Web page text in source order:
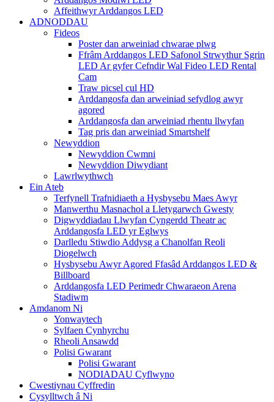
Affeithwyr Arddangos LED
ADNODDAU
Fideos
Poster dan arweiniad chwarae plwg
Ffrâm Arddangos LED Safonol Strwythur Sgrin
LED Ar gyfer Cefndir Wal Fideo LED Rental
Cam
Traw picsel cul HD
Arddangosfa dan arweiniad sefydlog awyr
agored
Arddangosfa dan arweiniad rhentu llwyfan
Tag pris dan arweiniad Smartshelf
Newyddion
Newyddion Cwmni
Newyddion Diwydiant
Lawrlwythwch
Ein Ateb
Terfynell Trafnidiaeth a Hysbysebu Maes Awyr
Manwerthu Masnachol a Lletygarwch Gwesty
Digwyddiadau Llwyfan Cyngerdd Theatr ac
Arddangosfa LED yr Eglwys
Darlledu Stiwdio Addysg a Chanolfan Reoli
Diogelwch
Hysbysebu Awyr Agored Ffasâd Arddangos LED &
Billboard
Arddangosfa LED Perimedr Chwaraeon Arena
Stadiwm
Amdanom Ni
Yonwaytech
Sylfaen Cynhyrchu
Rheoli Ansawdd
Polisi Gwarant
Polisi Gwarant
NODIADAU Cyflwyno
Cwestiynau Cyffredin
Cysylltwch â Ni